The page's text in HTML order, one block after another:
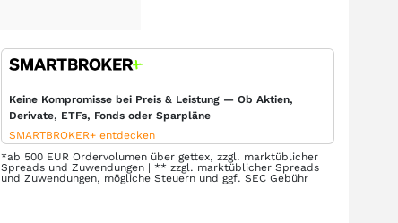
Keine Kompromisse bei Preis & Leistung — Ob Aktien,
Derivate, ETFs, Fonds oder Sparpläne
SMARTBROKER+ entdecken
*ab 500 EUR Ordervolumen über gettex, zzgl. marktüblicher
Spreads und Zuwendungen | ** zzgl. marktüblicher Spreads
und Zuwendungen, mögliche Steuern und ggf. SEC Gebühr